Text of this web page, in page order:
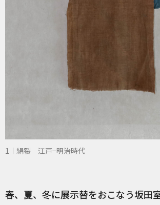
1｜絹裂 江戸−明治時代
春、夏、冬に展示替をおこなう坂田